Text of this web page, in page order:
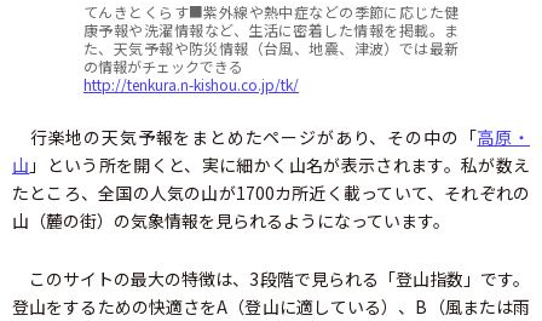
てんきとくらす■紫外線や熱中症などの季節に応じた健
康予報や洗濯情報など、生活に密着した情報を掲載。ま
た、天気予報や防災情報（台風、地震、津波）では最新
の情報がチェックできる
http://tenkura.n-kishou.co.jp/tk/
行楽地の天気予報をまとめたページがあり、その中の「高原・
山 」という所を開くと、実に細かく山名が表示されます。私が数え
たところ、全国の人気の山が1700カ所近く載っていて、それぞれの
山（麓の街）の気象情報を見られるようになっています。
このサイトの最大の特徴は、3段階で見られる「登山指数」です。
登山をするための快適さをA（登山に適している）、B（風または雨